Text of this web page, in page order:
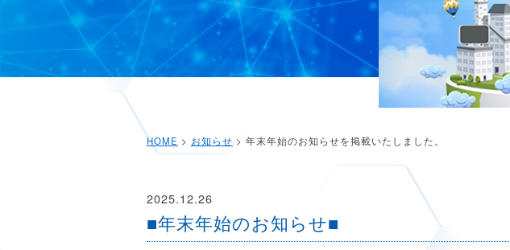
HOME > お知らせ > 年末年始のお知らせを掲載いたしました。
2025.12.26
■年末年始のお知らせ■